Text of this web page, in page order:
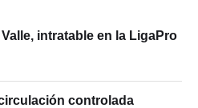
intratable en la LigaPro
controlada